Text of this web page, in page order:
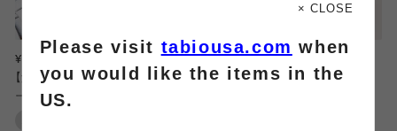
¥1,210
【涼感ドライ】メッシュブルーベリーロ
ークルー丈ソックス
【涼感ドライ】セパレートレギンス /
× CLOSE
Please visit tabiousa.com when
you would like the items in the
US.